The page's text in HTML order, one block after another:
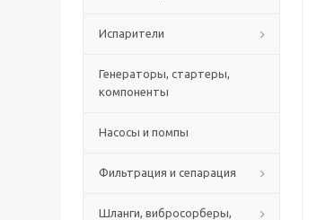
Испарители
Генераторы, стартеры,
компоненты
Насосы и помпы
Фильтрация и сепарация
Шланги, вибросорберы,